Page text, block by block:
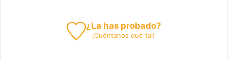
¿La has probado?
¡Cuéntanos qué tal!